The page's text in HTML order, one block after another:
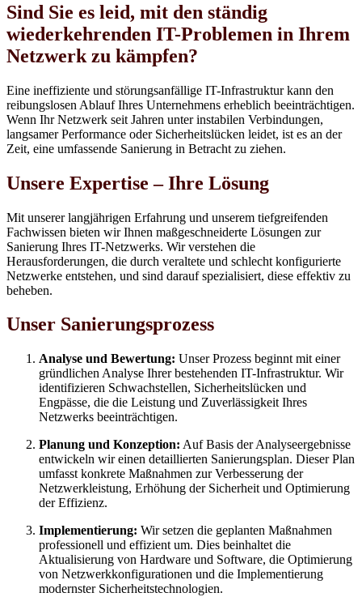
Sind Sie es leid, mit den ständig
wiederkehrenden IT-Problemen in Ihrem
Netzwerk zu kämpfen?
Eine ineffiziente und störungsanfällige IT-Infrastruktur kann den
reibungslosen Ablauf Ihres Unternehmens erheblich beeinträchtigen.
Wenn Ihr Netzwerk seit Jahren unter instabilen Verbindungen,
langsamer Performance oder Sicherheitslücken leidet, ist es an der
Zeit, eine umfassende Sanierung in Betracht zu ziehen.
Unsere Expertise – Ihre Lösung
Mit unserer langjährigen Erfahrung und unserem tiefgreifenden
Fachwissen bieten wir Ihnen maßgeschneiderte Lösungen zur
Sanierung Ihres IT-Netzwerks. Wir verstehen die
Herausforderungen, die durch veraltete und schlecht konfigurierte
Netzwerke entstehen, und sind darauf spezialisiert, diese effektiv zu
beheben.
Unser Sanierungsprozess
Analyse und Bewertung: Unser Prozess beginnt mit einer
gründlichen Analyse Ihrer bestehenden IT-Infrastruktur. Wir
identifizieren Schwachstellen, Sicherheitslücken und
Engpässe, die die Leistung und Zuverlässigkeit Ihres
Netzwerks beeinträchtigen.
Planung und Konzeption: Auf Basis der Analyseergebnisse
entwickeln wir einen detaillierten Sanierungsplan. Dieser Plan
umfasst konkrete Maßnahmen zur Verbesserung der
Netzwerkleistung, Erhöhung der Sicherheit und Optimierung
der Effizienz.
Implementierung: Wir setzen die geplanten Maßnahmen
professionell und effizient um. Dies beinhaltet die
Aktualisierung von Hardware und Software, die Optimierung
von Netzwerkkonfigurationen und die Implementierung
modernster Sicherheitstechnologien.